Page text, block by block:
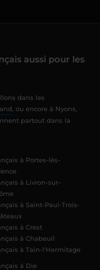
aussi pour les
dans les
, ou encore à Nyons,
partout dans la
à Portes-lès-
à Livron-sur-
à Saint-Paul-Trois-
à Crest
à Chabeuil
à Tain-l'Hermitage
à Die